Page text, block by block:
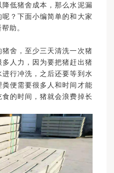
低猪舍成本，那么水泥漏
？下面小编简单的和大家
助。
舍，至少三天清洗一次猪
人力，因为要把猪赶出猪
行冲洗，之后还要等到水
便需要很多人和时间才能
的时间，猪就会浪费掉长